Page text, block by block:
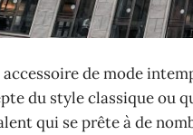
de mode
du style classique ou
qui se prête à de